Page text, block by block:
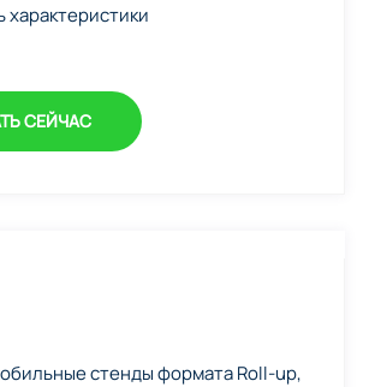
характеристики
СЕЙЧАС
стенды формата Roll-up,